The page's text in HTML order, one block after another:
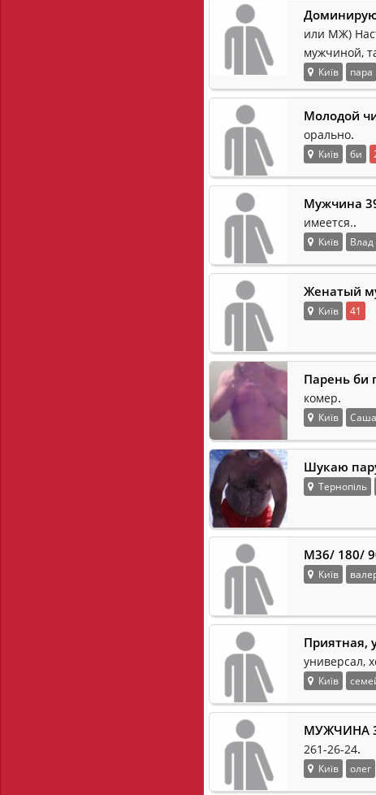
или МЖ)
мужчиной,
Київ пара
Молодой
орально.
Київ би
Мужчина
имеется..
Київ Влад
Женатый
Київ 41
Парень би
комер.
Київ Саша
Шукаю
Тернопіль
М36/ 180/
Київ
Приятная,
универсал,
Київ
МУЖЧИНА
261-26-24.
Київ олег